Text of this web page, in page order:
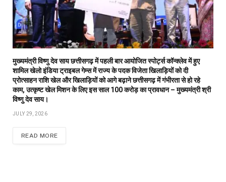
मुख्यमंत्री विष्णु देव साय छत्तीसगढ़ में पहली बार आयोजित स्पोर्ट्स कॉन्क्लेव में हुए
शामिल खेलो इंडिया ट्राइबल गेम्स में राज्य के पदक विजेता खिलाड़ियों को दी
प्रोत्साहन राशि खेल और खिलाड़ियों को आगे बढ़ाने छत्तीसगढ़ में गंभीरता से हो रहे
काम, उत्कृष्ट खेल मिशन के लिए इस साल 100 करोड़ का प्रावधान – मुख्यमंत्री श्री
विष्णु देव साय।
JULY 29, 2026
READ MORE